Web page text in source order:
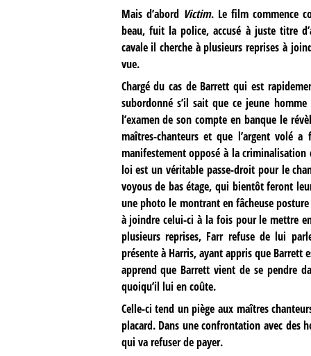
Mais d’abord Victim. Le film commence
beau, fuit la police, accusé à juste titre
cavale il cherche à plusieurs reprises à
vue.
Chargé du cas de Barrett qui est
subordonné s’il sait que ce jeune
l’examen de son compte en banque le
maîtres-chanteurs et que l’argent volé
manifestement opposé à la
loi est un véritable passe-droit pour le
voyous de bas étage, qui bientôt feront
une photo le montrant en fâcheuse
à joindre celui-ci à la fois pour le mettre
plusieurs reprises, Farr refuse de lui
présente à Harris, ayant appris que
apprend que Barrett vient de se pendre
quoiqu’il lui en coûte.
Celle-ci tend un piège aux maîtres
placard. Dans une confrontation avec des
qui va refuser de payer.